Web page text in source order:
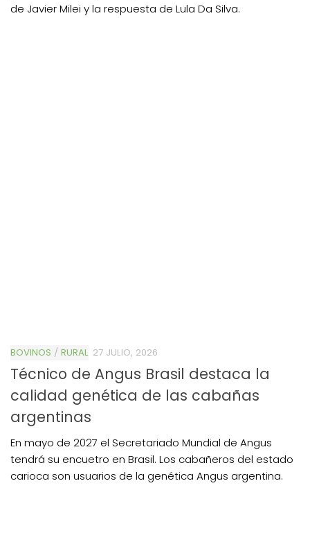
de Javier Milei y la respuesta de Lula Da Silva.
BOVINOS / RURAL 27 JULIO, 2026
Técnico de Angus Brasil destaca la
calidad genética de las cabañas
argentinas
En mayo de 2027 el Secretariado Mundial de Angus
tendrá su encuetro en Brasil. Los cabañeros del estado
carioca son usuarios de la genética Angus argentina.